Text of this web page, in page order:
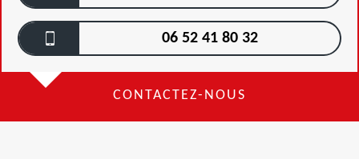
06 52 41 80 32
CONTACTEZ-NOUS